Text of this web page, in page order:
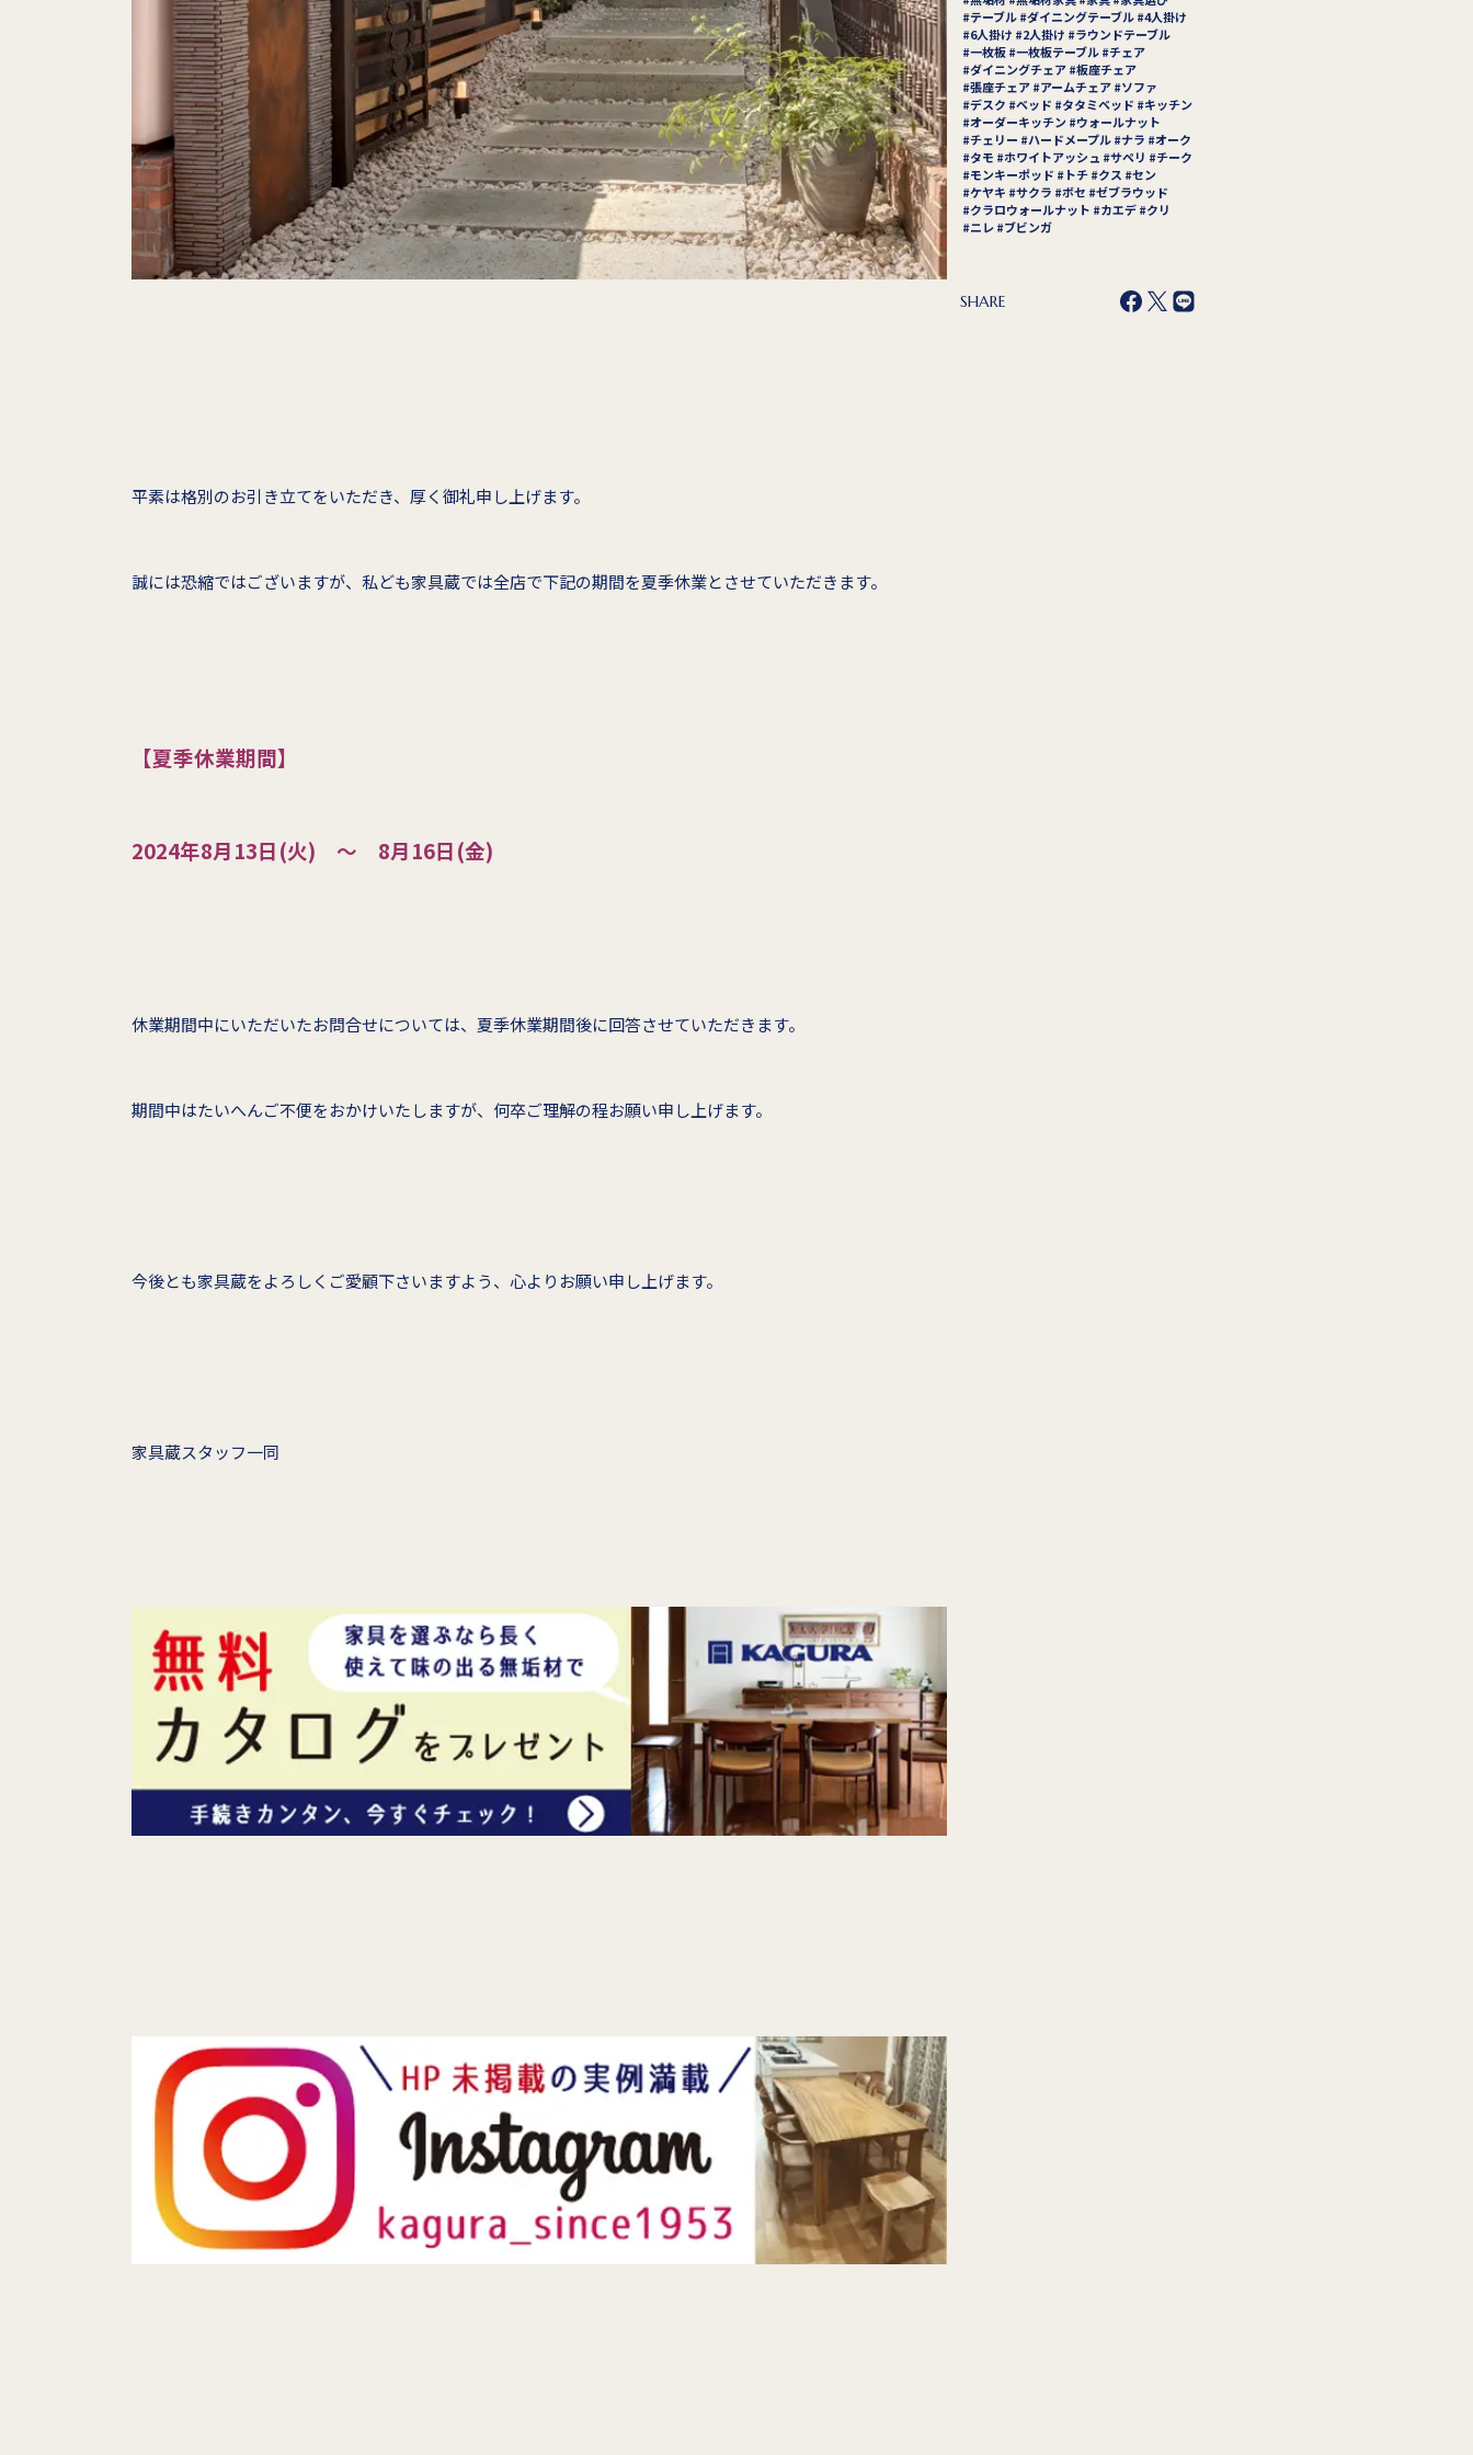
平素は格別のお引き立てをいただき、厚く御礼申し上げます。
誠には恐縮ではございますが、私ども家具蔵では全店で下記の期間を夏季休業とさせていただきます。
【夏季休業期間】
2024年8月13日(火) ～ 8月16日(金)
休業期間中にいただいたお問合せについては、夏季休業期間後に回答させていただきます。
期間中はたいへんご不便をおかけいたしますが、何卒ご理解の程お願い申し上げます。
今後とも家具蔵をよろしくご愛顧下さいますよう、心よりお願い申し上げます。
家具蔵スタッフ一同
テーブル ダイニングテーブル 4人掛け
6人掛け
2人掛け
ラウンドテーブル
一枚板 一枚板テーブル チェア
ダイニングチェア 板座チェア
張座チェア
アームチェア
ソファ
デスク
ベッド タタミベッド
キッチン
オーダーキッチン
ウォールナット
チェリー
ハードメープル ナラ
オーク
タモ
ホワイトアッシュ サペリ
チーク
モンキーポッド
トチ クス
セン
ケヤキ
サクラ ボセ
ゼブラウッド
クラロウォールナット
カエデ
クリ
ニレ
ブビンガ
SHARE